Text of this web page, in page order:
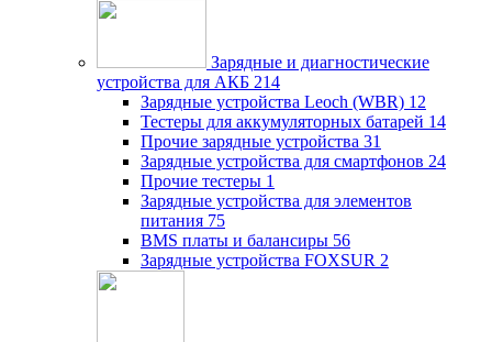
Зарядные и диагностические
устройства для АКБ 214
Зарядные устройства Leoch (WBR) 12
Тестеры для аккумуляторных батарей 14
Прочие зарядные устройства 31
Зарядные устройства для смартфонов 24
Прочие тестеры 1
Зарядные устройства для элементов
питания 75
BMS платы и балансиры 56
Зарядные устройства FOXSUR 2